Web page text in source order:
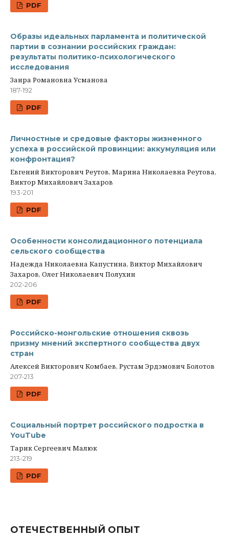
PDF
Образы идеальных парламента и политической
партии в сознании российских граждан:
результаты политико-психологического
исследования
Заира Романовна Усманова
187-192
PDF
Личностные и средовые факторы жизненного
успеха в российской провинции: аккумуляция или
конфронтация?
Евгений Викторович Реутов, Марина Николаевна Реутова,
Виктор Михайлович Захаров
193-201
PDF
Особенности консолидационного потенциала
сельского сообщества
Надежда Николаевна Капустина, Виктор Михайлович
Захаров, Олег Николаевич Полухин
202-206
PDF
Российско-монгольские отношения сквозь
призму мнений экспертного сообщества двух
стран
Алексей Викторович Комбаев, Рустам Эрдэмович Болотов
207-213
PDF
Социальный портрет российского подростка в
YouTubе
Тарик Сергеевич Малюк
213-219
PDF
ОТЕЧЕСТВЕННЫЙ ОПЫТ